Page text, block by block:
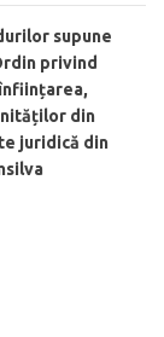
supune
privind
din
juridică din